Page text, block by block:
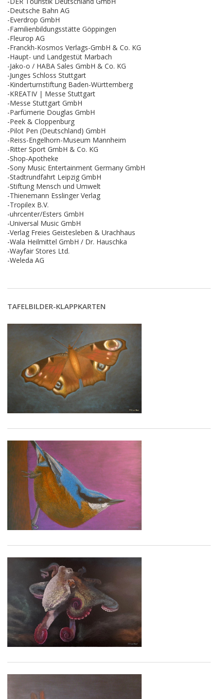
-Deutsche Bahn AG
-Everdrop GmbH
-Familienbildungsstätte Göppingen
-Fleurop AG
-Franckh-Kosmos Verlags-GmbH & Co. KG
-Haupt- und Landgestüt Marbach
-Jako-o / HABA Sales GmbH & Co. KG
-Junges Schloss Stuttgart
-Kinderturnstiftung Baden-Württemberg
-KREATIV | Messe Stuttgart
-Messe Stuttgart GmbH
-Parfümerie Douglas GmbH
-Peek & Cloppenburg
-Pilot Pen (Deutschland) GmbH
-Reiss-Engelhorn-Museum Mannheim
-Ritter Sport GmbH & Co. KG
-Shop-Apotheke
-Sony Music Entertainment Germany GmbH
-Stadtrundfahrt Leipzig GmbH
-Stiftung Mensch und Umwelt
-Thienemann Esslinger Verlag
-Tropilex B.V.
-uhrcenter/Esters GmbH
-Universal Music GmbH
-Verlag Freies Geistesleben & Urachhaus
-Wala Heilmittel GmbH / Dr. Hauschka
-Wayfair Stores Ltd.
-Weleda AG
TAFELBILDER-KLAPPKARTEN